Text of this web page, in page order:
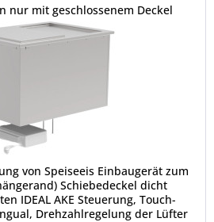
nur mit geschlossenem Deckel
von Speiseeis Einbaugerät zum
Schiebedeckel dicht
IDEAL AKE Steuerung, Touch-
Drehzahlregelung der Lüfter